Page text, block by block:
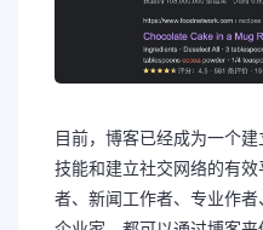
目前，博客已经成为一个
技能和建立社交网络的有
者、新闻工作者、专业作者